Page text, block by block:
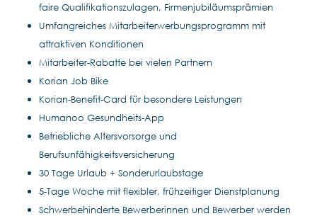
faire Qualifikationszulagen, Firmenjubiläumsprämien
Umfangreiches Mitarbeiterwerbungsprogramm mit
attraktiven Konditionen
Mitarbeiter-Rabatte bei vielen Partnern
Korian Job Bike
Korian-Benefit-Card für besondere Leistungen
Humanoo Gesundheits-App
Betriebliche Altersvorsorge und
Berufsunfähigkeitsversicherung
30 Tage Urlaub + Sonderurlaubstage
5-Tage Woche mit flexibler, frühzeitiger Dienstplanung
Schwerbehinderte Bewerberinnen und Bewerber werden